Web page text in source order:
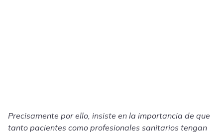
Precisamente por ello, insiste en la importancia de que
tanto pacientes como profesionales sanitarios tengan